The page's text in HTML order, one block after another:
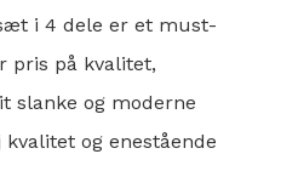
i 4 dele er et must-
pris på kvalitet,
slanke og moderne
og enestående